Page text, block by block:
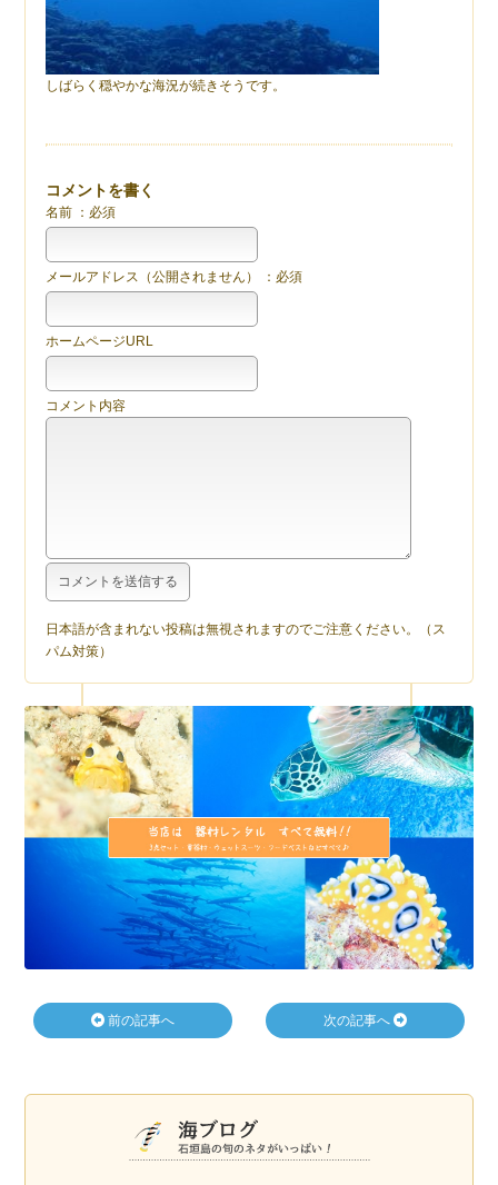
しばらく穏やかな海況が続きそうです。
コメントを書く
名前 ：必須
メールアドレス（公開されません） ：必須
ホームページURL
コメント内容
日本語が含まれない投稿は無視されますのでご注意ください。（ス
パム対策）
前の記事へ 次の記事へ